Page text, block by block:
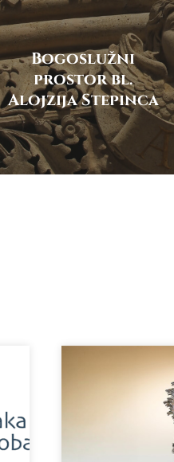
Bogoslužni
prostor bl.
Alojzija Stepinca